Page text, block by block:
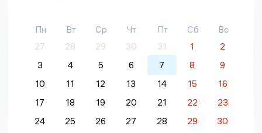
Пн Вт Ср Чт Пт Сб
Вс
27
28 29 30 31 1
2
3
4 5 6 7 8
9
10
11 12 13 14 15
16
17
18 19 20 21 22
23
24
25 26 27 28 29
30